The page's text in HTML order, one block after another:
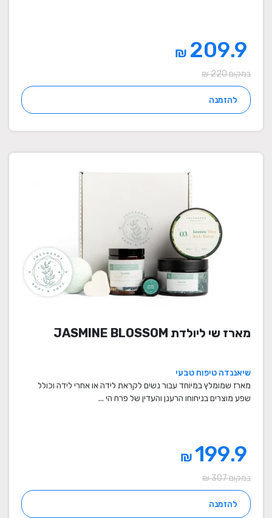
209.9
₪
במקום 220 ₪
להזמנה
מארז שי ליולדת JASMINE BLOSSOM
שיאננדה טיפוח טבעי
מארז שמומלץ במיוחד עבור נשים לקראת לידה או אחרי לידה וכולל
שפע מוצרים בניחוחו הרענן והעדין של פרח הי ...
199.9
₪
במקום 307 ₪
להזמנה